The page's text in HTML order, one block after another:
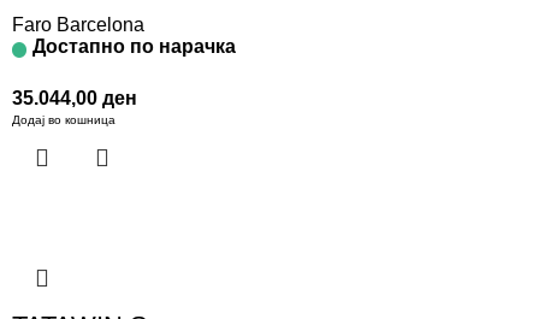
Faro Barcelona
Достапно по нарачка
35.044,00 ден
Додај во кошница